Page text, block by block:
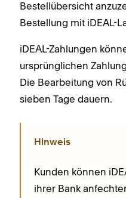
Bestellübersicht
Bestellung mit iDEAL-
iDEAL-Zahlungen
ursprünglichen
Die Bearbeitung von
sieben Tage dauern.
Hinweis
Kunden können
ihrer Bank